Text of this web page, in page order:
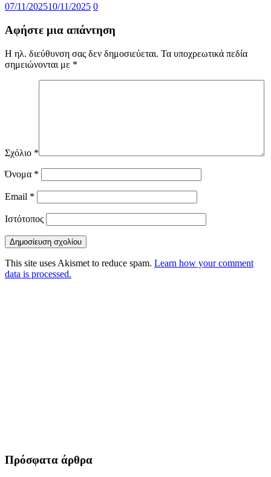
07/11/202510/11/2025 0
Αφήστε μια απάντηση
Η ηλ. διεύθυνση σας δεν δημοσιεύεται. Τα υποχρεωτικά πεδία
σημειώνονται με *
Σχόλιο *
Όνομα *
Email *
Ιστότοπος
This site uses Akismet to reduce spam. Learn how your comment
data is processed.
Πρόσφατα άρθρα